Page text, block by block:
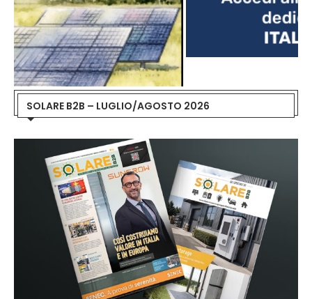
SOLARE B2B – LUGLIO/AGOSTO 2026